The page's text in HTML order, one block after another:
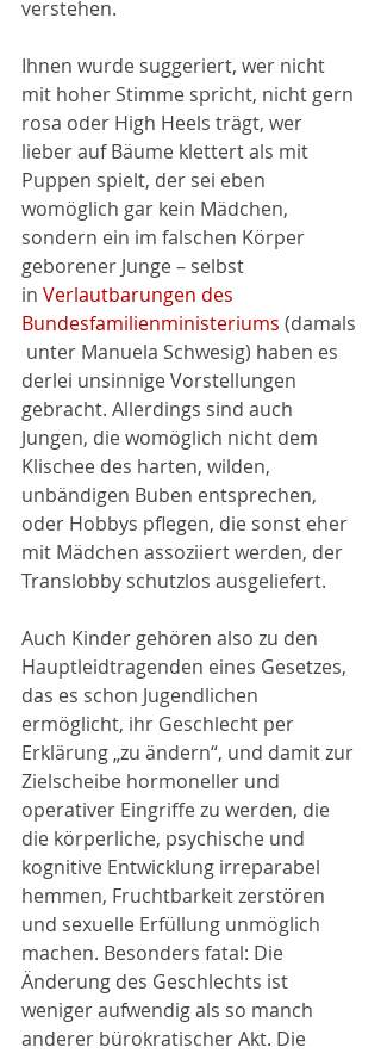
verstehen.
Ihnen wurde suggeriert, wer nicht
mit hoher Stimme spricht, nicht gern
rosa oder High Heels trägt, wer
lieber auf Bäume klettert als mit
Puppen spielt, der sei eben
womöglich gar kein Mädchen,
sondern ein im falschen Körper
geborener Junge – selbst
in Verlautbarungen des
Bundesfamilienministeriums (damals
unter Manuela Schwesig) haben es
derlei unsinnige Vorstellungen
gebracht. Allerdings sind auch
Jungen, die womöglich nicht dem
Klischee des harten, wilden,
unbändigen Buben entsprechen,
oder Hobbys pflegen, die sonst eher
mit Mädchen assoziiert werden, der
Translobby schutzlos ausgeliefert.
Auch Kinder gehören also zu den
Hauptleidtragenden eines Gesetzes,
das es schon Jugendlichen
ermöglicht, ihr Geschlecht per
Erklärung „zu ändern“, und damit zur
Zielscheibe hormoneller und
operativer Eingriffe zu werden, die
die körperliche, psychische und
kognitive Entwicklung irreparabel
hemmen, Fruchtbarkeit zerstören
und sexuelle Erfüllung unmöglich
machen. Besonders fatal: Die
Änderung des Geschlechts ist
weniger aufwendig als so manch
anderer bürokratischer Akt. Die